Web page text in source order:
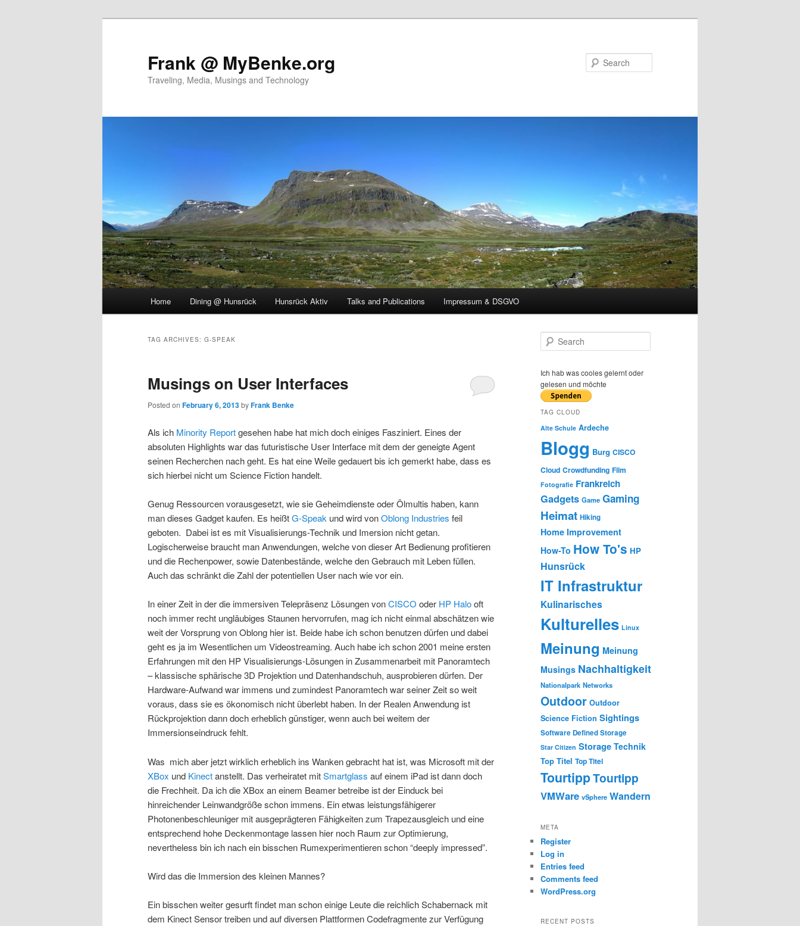
Frank @ MyBenke.org
Traveling, Media, Musings and Technology
Home Dining @ Hunsrück Hunsrück Aktiv Talks and Publications Impressum & DSGVO
TAG ARCHIVES: G-SPEAK
Musings on User Interfaces
Posted on February 6, 2013byFrank Benke
Als ich Minority Reportgesehen habe hat mich doch einiges Fasziniert. Eines der
absoluten Highlights war das futuristische User Interface mit dem der geneigte Agent
seinen Recherchen nach geht. Es hat eine Weile gedauert bis ich gemerkt habe, dass es
sich hierbei nicht um Science Fiction handelt.
Genug Ressourcen vorausgesetzt, wie sie Geheimdienste oder Ölmultis haben, kann
man dieses Gadget kaufen. Es heißtG-Speak und wird vonOblong Industries feil
geboten. Dabei ist es mit Visualisierungs-Technik und Imersion nicht getan.
Logischerweise braucht man Anwendungen, welche von dieser Art Bedienung profitieren
und die Rechenpower, sowie Datenbestände, welche den Gebrauch mit Leben füllen.
Auch das schränkt die Zahl der potentiellen User nach wie vor ein.
In einer Zeit in der die immersiven Telepräsenz Lösungen vonCISCO oder HP Halooft
noch immer recht ungläubiges Staunen hervorrufen, mag ich nicht einmal abschätzen wie
weit der Vorsprung von Oblong hier ist. Beide habe ich schon benutzen dürfen und dabei
geht es ja im Wesentlichen um Videostreaming. Auch habe ich schon 2001 meine ersten
Erfahrungen mit den HP Visualisierungs-Lösungen in Zusammenarbeit mit Panoramtech
– klassische sphärische 3D Projektion und Datenhandschuh, ausprobieren dürfen. Der
Hardware-Aufwand war immens und zumindest Panoramtech war seiner Zeit so weit
voraus, dass sie es ökonomisch nicht überlebt haben. In der Realen Anwendung ist
Rückprojektion dann doch erheblich günstiger, wenn auch bei weitem der
Immersionseindruck fehlt.
Was mich aber jetzt wirklich erheblich ins Wanken gebracht hat ist, was Microsoft mit der
XBox und Kinectanstellt. Das verheiratet mitSmartglass auf einem iPad ist dann doch
die Frechheit. Da ich die XBox an einem Beamer betreibe ist der Einduck bei
hinreichender Leinwandgröße schon immens. Ein etwas leistungsfähigerer
Photonenbeschleuniger mit ausgeprägteren Fähigkeiten zum Trapezausgleich und eine
entsprechend hohe Deckenmontage lassen hier noch Raum zur Optimierung,
nevertheless bin ich nach ein bisschen Rumexperimentieren schon “deeply impressed”.
Wird das die Immersion des kleinen Mannes?
Ein bisschen weiter gesurft findet man schon einige Leute die reichlich Schabernack mit
dem Kinect Sensor treiben und auf diversen Plattformen Codefragmente zur Verfügung
e
r
c
h
Ich hab was cooles gelernt oder
gelesen und möchte
TAG CLOUD
Alte Schule Ardeche
Blogg Burg CISCO
Cloud Crowdfunding Film
Fotografie Frankreich
Gadgets Game Gaming
Heimat Hiking
Home Improvement
How-To How To's HP
Hunsrück
IT Infrastruktur
Kulinarisches
Kulturelles Linux
Meinung Meinung
Musings Nachhaltigkeit
Nationalpark Networks
Outdoor Outdoor
Science Fiction Sightings
Software Defined Storage
Star Citizen Storage Technik
Top Titel Top Titel
TourtippTourtipp
VMWare vSphere Wandern
META
Register
Log in
Entries feed
Comments feed
WordPress.org
RECENT POSTS